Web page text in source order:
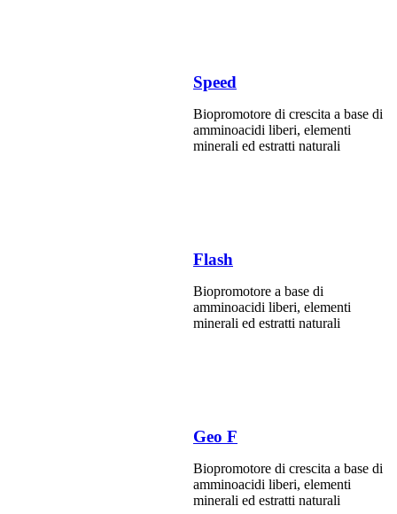
Speed
Biopromotore di crescita a base di
amminoacidi liberi, elementi
minerali ed estratti naturali
Flash
Biopromotore a base di
amminoacidi liberi, elementi
minerali ed estratti naturali
Geo F
Biopromotore di crescita a base di
amminoacidi liberi, elementi
minerali ed estratti naturali